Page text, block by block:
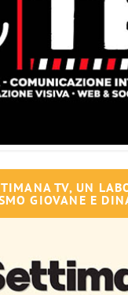
TV, UN
GIOVANE E